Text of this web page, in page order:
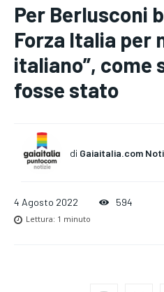
Per Berlusconi
Forza Italia per
italiano”, come
fosse stato
di Gaiaitalia.com
4 Agosto 2022 594
Lettura: 1 minuto